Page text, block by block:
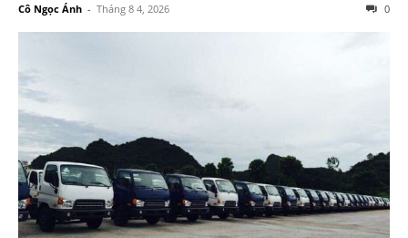
Cô Ngọc Ánh - Tháng 8 4, 2026 0